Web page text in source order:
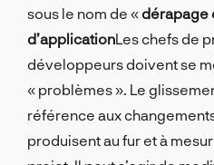
sous le nom de «dérapage
d’applicationLes chefs de
développeurs doivent se
« problèmes ». Le
référence aux
produisent au fur et à